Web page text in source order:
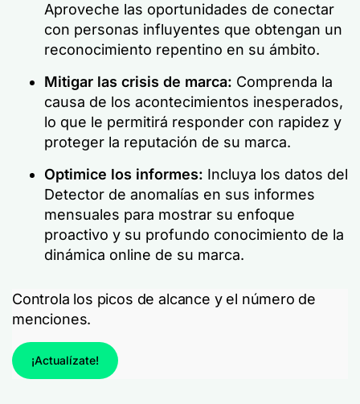
Aproveche las oportunidades de conectar
con personas influyentes que obtengan un
reconocimiento repentino en su ámbito.
Mitigar las crisis de marca: Comprenda la
causa de los acontecimientos inesperados,
lo que le permitirá responder con rapidez y
proteger la reputación de su marca.
Optimice los informes: Incluya los datos del
Detector de anomalías en sus informes
mensuales para mostrar su enfoque
proactivo y su profundo conocimiento de la
dinámica online de su marca.
Controla los picos de alcance y el número de
menciones.
¡Actualízate!